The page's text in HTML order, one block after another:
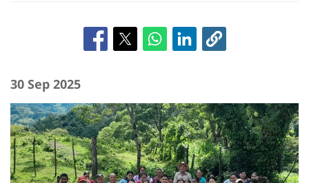
30 Sep 2025